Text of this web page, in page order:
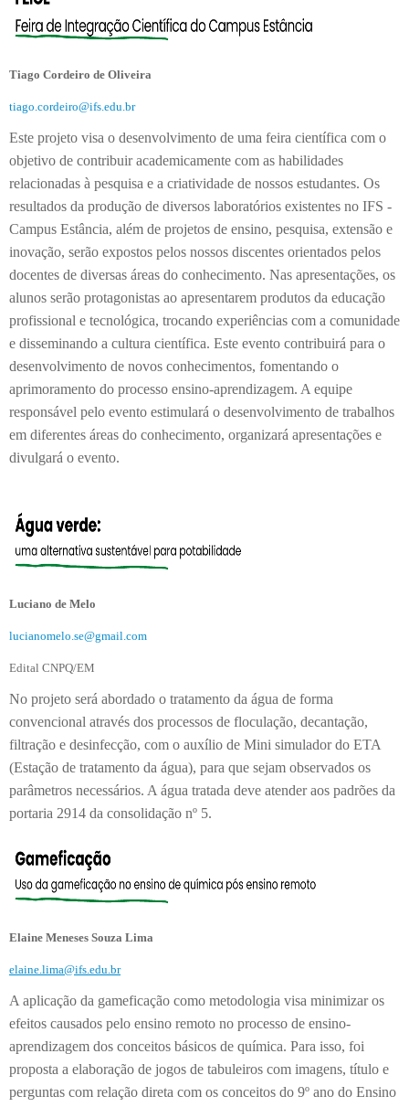
Tiago Cordeiro de Oliveira
tiago.cordeiro@ifs.edu.br
Este projeto visa o desenvolvimento de uma feira científica com o
objetivo de contribuir academicamente com as habilidades
relacionadas à pesquisa e a criatividade de nossos estudantes. Os
resultados da produção de diversos laboratórios existentes no IFS -
Campus Estância, além de projetos de ensino, pesquisa, extensão e
inovação, serão expostos pelos nossos discentes orientados pelos
docentes de diversas áreas do conhecimento. Nas apresentações, os
alunos serão protagonistas ao apresentarem produtos da educação
profissional e tecnológica, trocando experiências com a comunidade
e disseminando a cultura científica. Este evento contribuirá para o
desenvolvimento de novos conhecimentos, fomentando o
aprimoramento do processo ensino-aprendizagem. A equipe
responsável pelo evento estimulará o desenvolvimento de trabalhos
em diferentes áreas do conhecimento, organizará apresentações e
divulgará o evento.
Luciano de Melo
lucianomelo.se@gmail.com
Edital CNPQ/EM
No projeto será abordado o tratamento da água de forma
convencional através dos processos de floculação, decantação,
filtração e desinfecção, com o auxílio de Mini simulador do ETA
(Estação de tratamento da água), para que sejam observados os
parâmetros necessários. A água tratada deve atender aos padrões da
portaria 2914 da consolidação nº 5.
Elaine Meneses Souza Lima
elaine.lima@ifs.edu.br
A aplicação da gameficação como metodologia visa minimizar os
efeitos causados pelo ensino remoto no processo de ensino-
aprendizagem dos conceitos básicos de química. Para isso, foi
proposta a elaboração de jogos de tabuleiros com imagens, título e
perguntas com relação direta com os conceitos do 9º ano do Ensino